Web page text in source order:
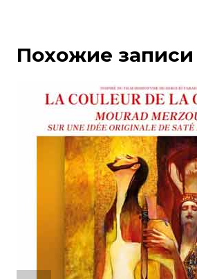
Похожие записи